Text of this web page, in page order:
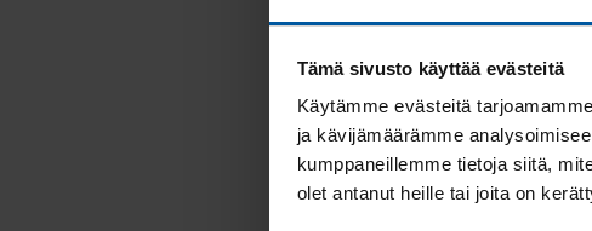
Tämä sivusto käyttää evästeitä
Käytämme evästeitä
ja kävijämäärämme
kumppaneillemme tietoja siitä,
olet antanut heille tai joita on
YHTEYDENOTOT
Soita: Marko Karppinen
Lähetä meiliä: